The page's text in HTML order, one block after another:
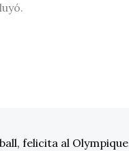
felicita al Olympique